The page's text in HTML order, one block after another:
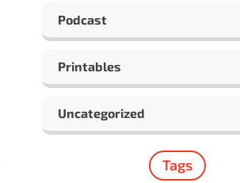
Podcast
Printables
Uncategorized
Tags